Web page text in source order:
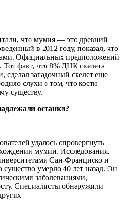
что мумия — это древний
в 2012 году, показал, что
Официальных предположений
Тот факт, что 8% ДНК скелета
сделал загадочный скелет еще
слухи о том, что кости
существу.
останки?
удалось опровергнуть
мумии. Исследования,
Сан-Франциско и
умерло 40 лет назад. Он
заболеваниями,
Специалисты обнаружили